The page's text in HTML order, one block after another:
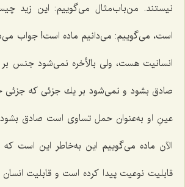
نیستند. من‌باب‌مثال مى‌گوییم: این زید
است، مى‌گوییم: مى‌دانیم ماده است! جواب
انسانیت هست، ولى بالأخره نمى‌شود جنس بر
صادق‌ بشود و نمی‌شود بر یك جزئى كه
عینِ او به‌عنوان حمل تساوى است صادق
الآن ماده مى‌گوییم این به‌خاطر این است كه
قابلیت نوعیت پیدا كرده است و قابلیت انسان